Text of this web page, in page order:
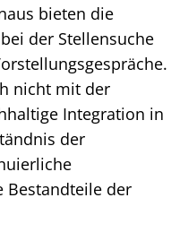
bieten die
der Stellensuche
nicht mit der
Integration in
der
Bestandteile der